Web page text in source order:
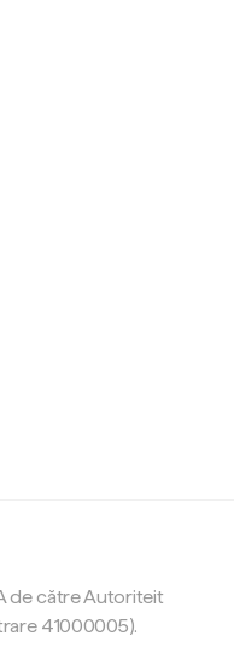
de către Autoriteit
41000005).